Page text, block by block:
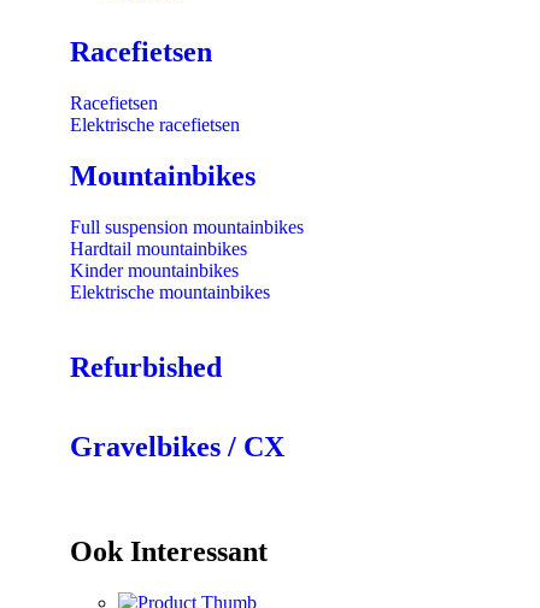
Racefietsen
Racefietsen
Elektrische racefietsen
Mountainbikes
Full suspension mountainbikes
Hardtail mountainbikes
Kinder mountainbikes
Elektrische mountainbikes
Refurbished
Gravelbikes / CX
Ook Interessant